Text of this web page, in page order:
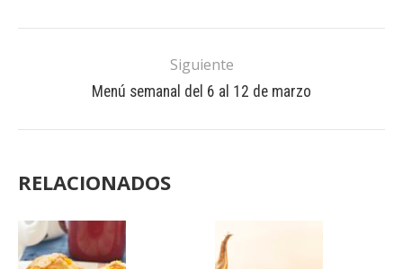
Siguiente
Menú semanal del 6 al 12 de marzo
RELACIONADOS